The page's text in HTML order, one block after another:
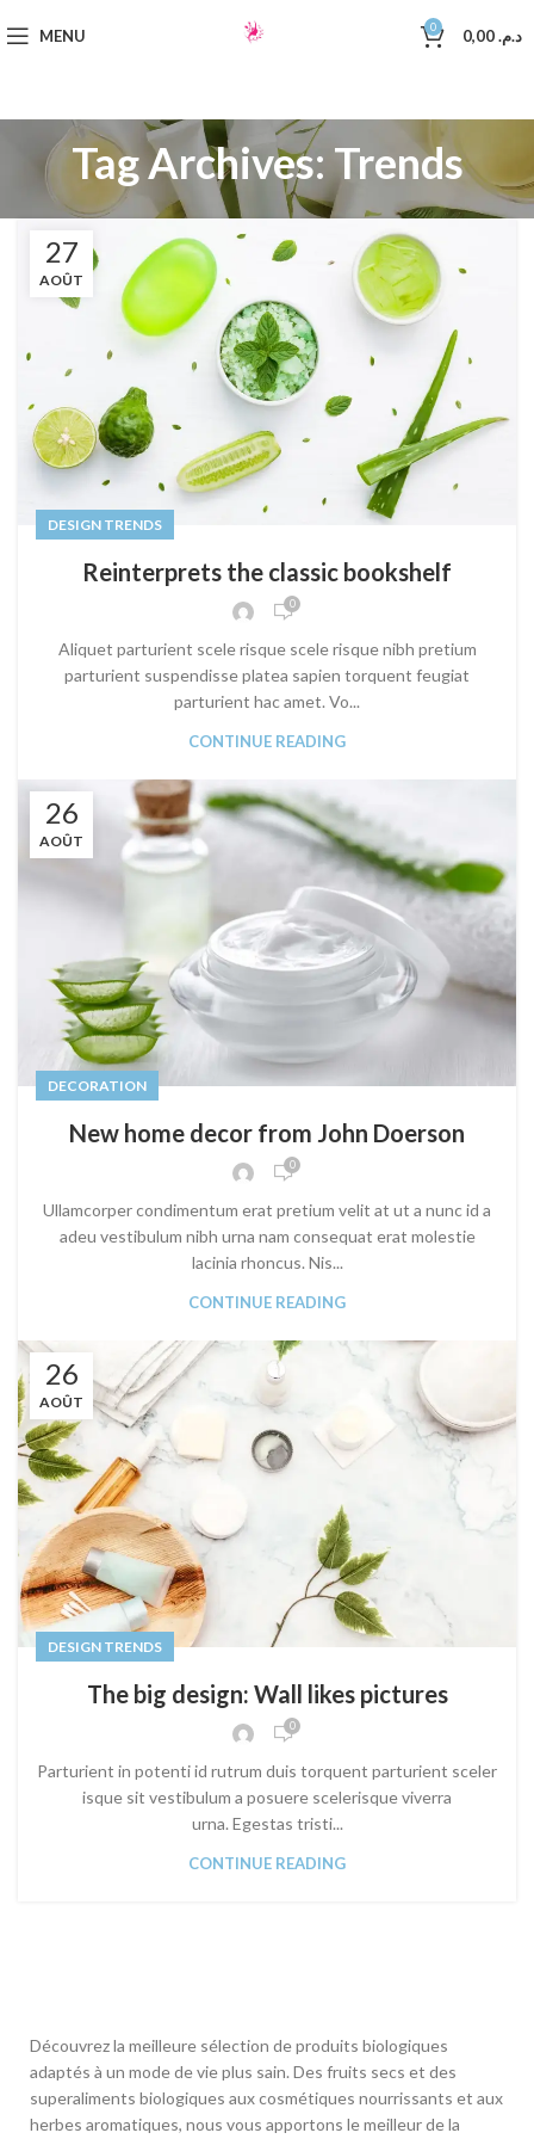
MENU 0 د.م.
Tag Archives: Trends
27
AOÛT
DESIGN TRENDS
Reinterprets the classic bookshelf
0
Aliquet parturient scele risque scele risque nibh pretium
parturient suspendisse platea sapien torquent feugiat
parturient hac amet. Vo...
CONTINUE READING
26
AOÛT
DECORATION
New home decor from John Doerson
0
Ullamcorper condimentum erat pretium velit at ut a nunc id a
adeu vestibulum nibh urna nam consequat erat molestie
lacinia rhoncus. Nis...
CONTINUE READING
26
AOÛT
DESIGN TRENDS
The big design: Wall likes pictures
0
Parturient in potenti id rutrum duis torquent parturient sceler
isque sit vestibulum a posuere scelerisque viverra
urna. Egestas tristi...
CONTINUE READING
Découvrez la meilleure sélection de produits biologiques
adaptés à un mode de vie plus sain. Des fruits secs et des
superaliments biologiques aux cosmétiques nourrissants et aux
herbes aromatiques, nous vous apportons le meilleur de la